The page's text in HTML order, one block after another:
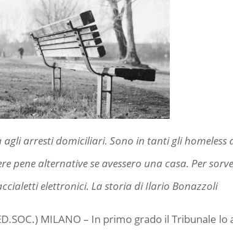
agli arresti domiciliari. Sono in tanti gli
pene alternative se avessero una casa. Per
elettronici. La storia di Ilario Bonazzoli
MILANO – In primo grado il Tribunale